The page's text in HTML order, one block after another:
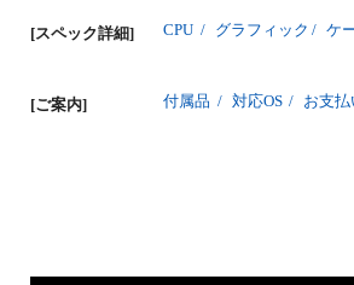
[スペック詳細] CPU / グラフィック / ケ
[ご案内] 付属品 / 対応OS / お支